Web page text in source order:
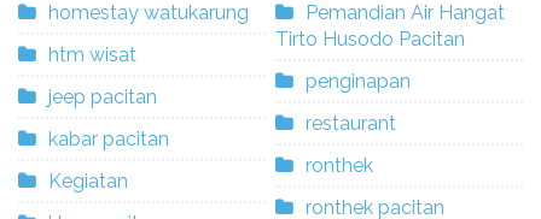
homestay watukarung
htm wisat
jeep pacitan
kabar pacitan
Kegiatan
Pemandian Air Hangat
Tirto Husodo Pacitan
penginapan
restaurant
ronthek
ronthek pacitan